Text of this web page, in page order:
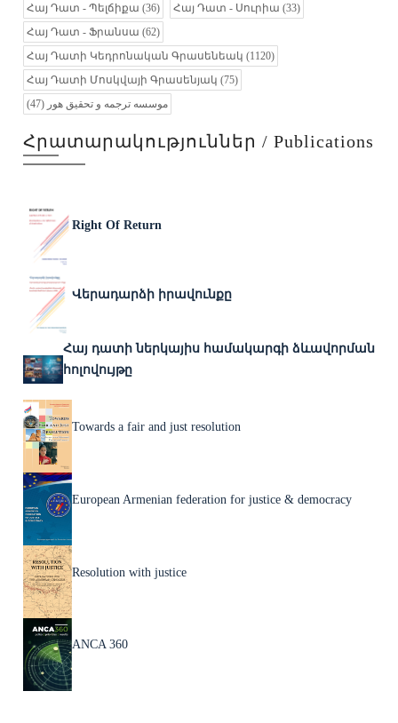
Հայ Դատ - Պելճիքա (36) Հայ Դատ - Սուրիա (33)
Հայ Դատ - Ֆրանսա (62)
Հայ Դատի Կեդրոնական Գրասենեակ (1120)
Հայ Դատի Մոսկվայի Գրասենյակ (75)
موسسه ترجمه و تحقیق هور (47)
Հրատարակություններ / Publications
Right Of Return
Վերադարձի իրավունքը
Հայ դատի ներկայիս համակարգի ձևավորման
հոլովույթը
Towards a fair and just resolution
European Armenian federation for justice & democracy
Resolution with justice
ANCA 360